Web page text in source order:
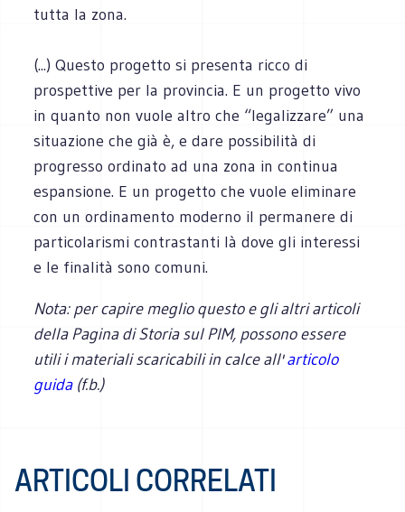
tutta la zona.
(...) Questo progetto si presenta ricco di
prospettive per la provincia. E un progetto vivo
in quanto non vuole altro che “legalizzare” una
situazione che già è, e dare possibilità di
progresso ordinato ad una zona in continua
espansione. E un progetto che vuole eliminare
con un ordinamento moderno il permanere di
particolarismi contrastanti là dove gli interessi
e le finalità sono comuni.
Nota: per capire meglio questo e gli altri articoli
della Pagina di Storia sul PIM, possono essere
utili i materiali scaricabili in calce all'articolo
guida(f.b.)
ARTICOLI CORRELATI